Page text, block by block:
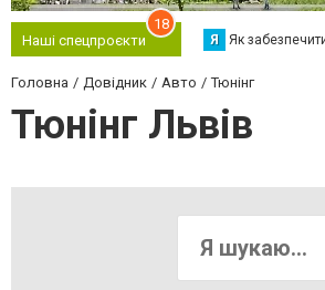
Наші спецпроєкти
18
Я Як
Головна Довідник Авто Тюнінг
Тюнінг Львів